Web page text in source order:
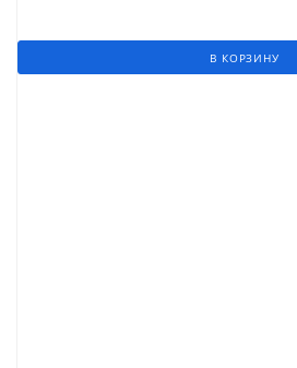
В КОРЗИНУ